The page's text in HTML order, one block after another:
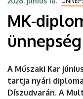
MK-
ünnepség
A Műszaki Kar
tartja nyári
Díszudvarán. A